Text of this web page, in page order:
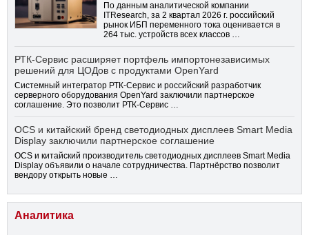
По данным аналитической компании
ITResearch, за 2 квартал 2026 г. российский
рынок ИБП переменного тока оценивается в
264 тыс. устройств всех классов …
РТК-Сервис расширяет портфель импортонезависимых
решений для ЦОДов с продуктами OpenYard
Системный интегратор РТК-Сервис и российский разработчик
серверного оборудования OpenYard заключили партнерское
соглашение. Это позволит РТК-Сервис …
OCS и китайский бренд светодиодных дисплеев Smart Media
Display заключили партнерское соглашение
OCS и китайский производитель светодиодных дисплеев Smart Media
Display объявили о начале сотрудничества. Партнёрство позволит
вендору открыть новые …
Аналитика